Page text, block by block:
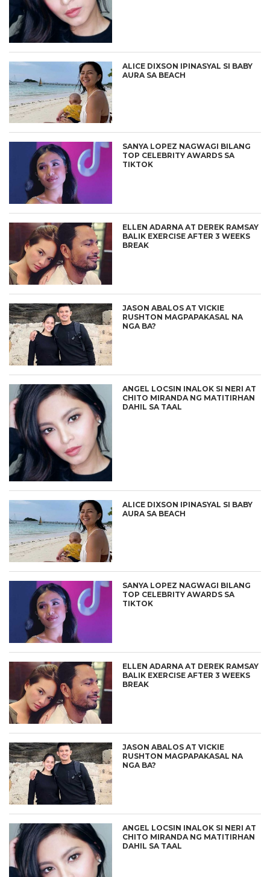
ALICE DIXSON IPINASYAL SI BABY
AURA SA BEACH
SANYA LOPEZ NAGWAGI BILANG
TOP CELEBRITY AWARDS SA
TIKTOK
ELLEN ADARNA AT DEREK RAMSAY
BALIK EXERCISE AFTER 3 WEEKS
BREAK
JASON ABALOS AT VICKIE
RUSHTON MAGPAPAKASAL NA
NGA BA?
ANGEL LOCSIN INALOK SI NERI AT
CHITO MIRANDA NG MATITIRHAN
DAHIL SA TAAL
ALICE DIXSON IPINASYAL SI BABY
AURA SA BEACH
SANYA LOPEZ NAGWAGI BILANG
TOP CELEBRITY AWARDS SA
TIKTOK
ELLEN ADARNA AT DEREK RAMSAY
BALIK EXERCISE AFTER 3 WEEKS
BREAK
JASON ABALOS AT VICKIE
RUSHTON MAGPAPAKASAL NA
NGA BA?
ANGEL LOCSIN INALOK SI NERI AT
CHITO MIRANDA NG MATITIRHAN
DAHIL SA TAAL